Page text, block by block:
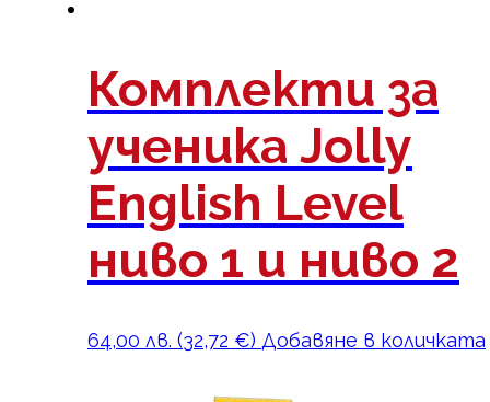
Комплекти за
ученика Jolly
English Level
ниво 1 и ниво 2
64,00 лв. (32,72 €) Добавяне в количката